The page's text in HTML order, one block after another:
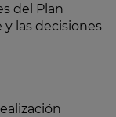
del Plan
las decisiones